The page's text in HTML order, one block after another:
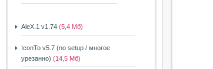
AleX.1 v1.74 (5,4 Мб)
IconTo v5.7 (no setup / многое
урезанно) (14,5 Мб)